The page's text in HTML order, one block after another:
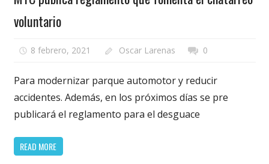
voluntario
8 febrero, 2021 Oscar Larenas 0
Para modernizar parque automotor y reducir
accidentes. Además, en los próximos días se pre
publicará el reglamento para el desguace
READ MORE